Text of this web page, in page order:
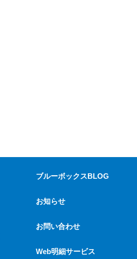
ブルーボックスBLOG
お知らせ
お問い合わせ
Web明細サービス